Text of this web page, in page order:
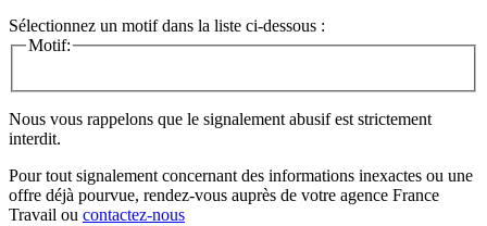
Sélectionnez un motif dans la liste ci-dessous :
Motif:
Nous vous rappelons que le signalement abusif est strictement
interdit.
Pour tout signalement concernant des informations inexactes ou une
offre déjà pourvue, rendez-vous auprès de votre agence France
Travail ou contactez-nous